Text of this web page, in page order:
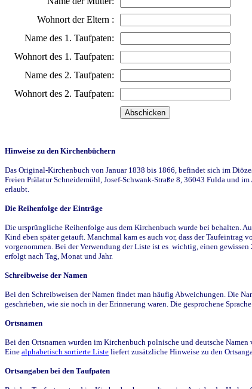
Wohnort der Eltern :
Name des 1. Taufpaten:
Wohnort des 1. Taufpaten:
Name des 2. Taufpaten:
Wohnort des 2. Taufpaten:
Hinweise zu den Kirchenbüchern
Das Original-Kirchenbuch von Januar 1838 bis 1866, befindet sich im
Freien Prälatur Schneidemühl, Josef-Schwank-Straße 8, 36043 Fulda und
erlaubt.
Die Reihenfolge der Einträge
Die ursprüngliche Reihenfolge aus dem Kirchenbuch wurde bei behalten.
Kind eben später getauft. Manchmal kam es auch vor, dass der
vorgenommen. Bei der Verwendung der Liste ist es wichtig, einen
erfolgt nach Tag, Monat und Jahr.
Schreibweise der Namen
Bei den Schreibweisen der Namen findet man häufig Abweichungen. Die
geschrieben, wie sie noch in der Erinnerung waren. Die gesprochene
Ortsnamen
Bei den Ortsnamen wurden im Kirchenbuch polnische und deutsche
Eine alphabetisch sortierte Liste liefert zusätzliche Hinweise zu den
Ortsangaben bei den Taufpaten